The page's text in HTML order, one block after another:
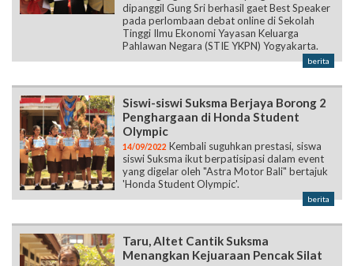
berita
Siswi-siswi Suksma Berjaya Borong 2
Penghargaan di Honda Student
siswi Suksma ikut berpatisipasi dalam event
yang digelar oleh "Astra Motor Bali" bertajuk
'Honda Student Olympic'.
berita
Taru, Altet Cantik Suksma
Menangkan Kejuaraan Pencak Silat
silat, Taru berhasil menggaet medali emas
dalam ajang perlombaan pencak silat tingkat
Nasional pada event ‘Bali Open Competition’.